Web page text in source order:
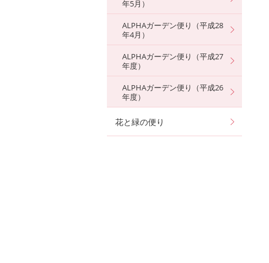
年5月）
ALPHAガーデン便り（平成28
年4月）
ALPHAガーデン便り（平成27
年度）
ALPHAガーデン便り（平成26
年度）
花と緑の便り